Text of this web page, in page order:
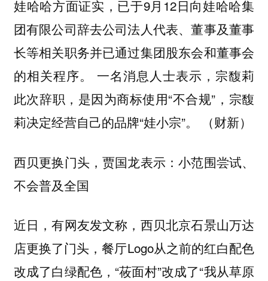
娃哈哈方面证实，已于9月12日向娃哈哈集
团有限公司辞去公司法人代表、董事及董事
长等相关职务并已通过集团股东会和董事会
的相关程序。 一名消息人士表示，宗馥莉
此次辞职，是因为商标使用“不合规”，宗馥
莉决定经营自己的品牌“娃小宗”。 （财新）
西贝更换门头，贾国龙表示：小范围尝试、
不会普及全国
近日，有网友发文称，西贝北京石景山万达
店更换了门头，餐厅Logo从之前的红白配色
改成了白绿配色，“莜面村”改成了“我从草原